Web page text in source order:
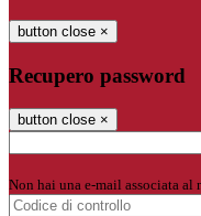
button close ×
Recupero password
button close ×
Non hai una e-mail associata al